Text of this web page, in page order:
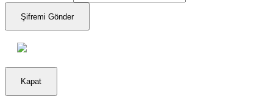
Şifremi Gönder
Kapat